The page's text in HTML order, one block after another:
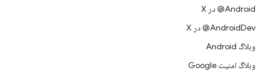
‫‎@Android در X
‫‎@AndroidDev در X
وبلاگ Android
وبلاگ امنیت Google